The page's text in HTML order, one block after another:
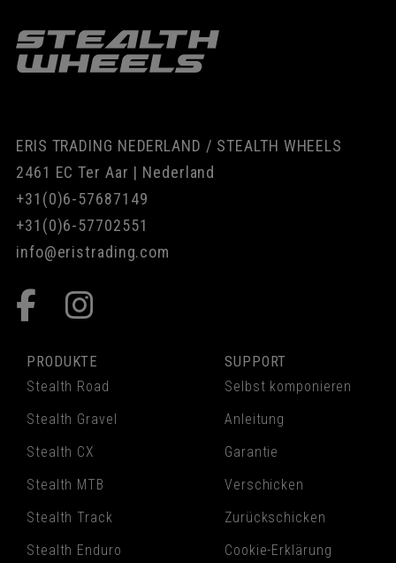
ERIS TRADING NEDERLAND / STEALTH WHEELS
2461 EC Ter Aar | Nederland
+31(0)6-57687149
+31(0)6-57702551
info@eristrading.com
PRODUKTE
Stealth Road
Stealth Gravel
Stealth CX
Stealth MTB
Stealth Track
Stealth Enduro
SUPPORT
Selbst komponieren
Anleitung
Garantie
Verschicken
Zurückschicken
Cookie-Erklärung